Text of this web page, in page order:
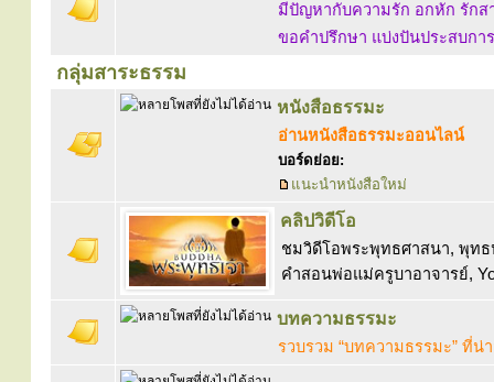
มีปัญหากับความรัก อกหัก รักส
ขอคำปรึกษา แบ่งปันประสบกา
กลุ่มสาระธรรม
หนังสือธรรมะ
อ่านหนังสือธรรมะออนไลน์
บอร์ดย่อย:
แนะนำหนังสือใหม่
คลิปวิดีโอ
ชมวิดีโอพระพุทธศาสนา, พุท
คำสอนพ่อแม่ครูบาอาจารย์,
บทความธรรมะ
รวบรวม “บทความธรรมะ” ที่น่